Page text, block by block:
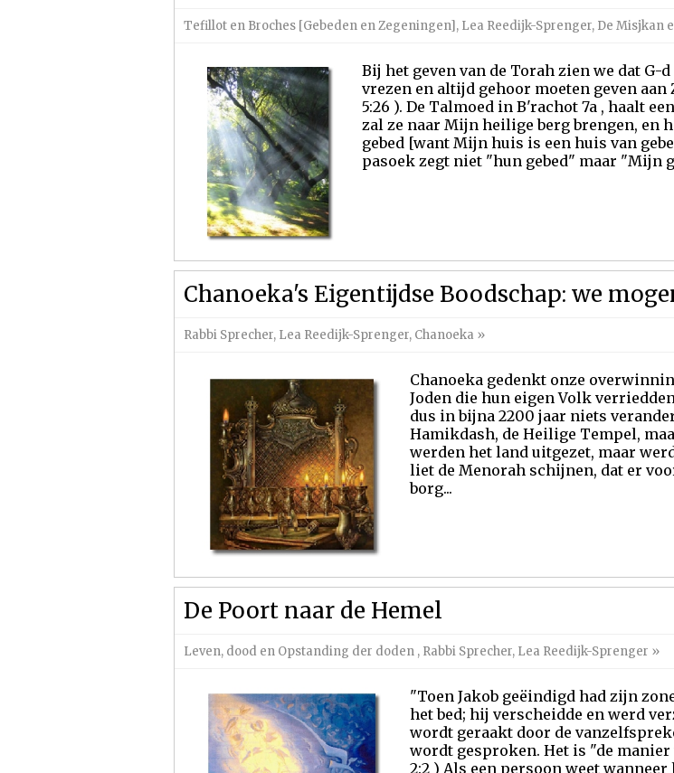
Tefillot en Broches [Gebeden en Zegeningen], Lea Reedijk-Sprenger, De Misjkan
Bij het geven van de Torah zien we dat
vrezen en altijd gehoor moeten geven
5:26 ). De Talmoed in B'rachot 7a , haalt
zal ze naar Mijn heilige berg brengen, en
gebed [want Mijn huis is een huis van
pasoek zegt niet "hun gebed" maar "Mijn
Chanoeka's Eigentijdse Boodschap: we
Rabbi Sprecher, Lea Reedijk-Sprenger, Chanoeka »
Chanoeka gedenkt onze
Joden die hun eigen Volk
dus in bijna 2200 jaar niets
Hamikdash, de Heilige Tempel,
werden het land uitgezet, maar
liet de Menorah schijnen, dat er
borg...
De Poort naar de Hemel
Leven, dood en Opstanding der doden , Rabbi Sprecher, Lea Reedijk-Sprenger »
"Toen Jakob geëindigd had zijn
het bed; hij verscheidde en werd
wordt geraakt door de
wordt gesproken. Het is "de manier
2:2 ) Als een persoon weet